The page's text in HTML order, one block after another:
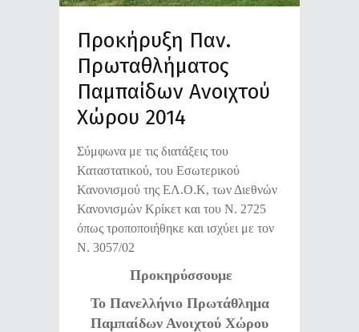
Προκήρυξη Παν.
Πρωταθλήματος
Παμπαίδων Ανοιχτού
Χώρου 2014
Σύμφωνα με τις διατάξεις του
Καταστατικού, του Εσωτερικού
Κανονισμού της ΕΛ.Ο.Κ, των Διεθνών
Κανονισμών Κρίκετ και του Ν. 2725
όπως τροποποιήθηκε και ισχύει με τον
Ν. 3057/02
Προκηρύσσουμε
Το Πανελλήνιο Πρωτάθλημα
Παμπαίδων Ανοιχτού Χώρου